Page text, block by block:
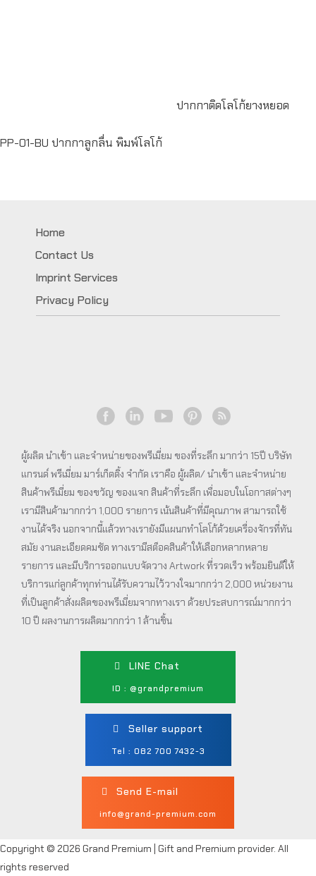
PP-01-BU ปากกาลูกลื่น พิมพ์โลโก้
ปากกาติดโลโก้ยางหยอด
Home
Contact Us
Imprint Services
Privacy Policy
ผู้ผลิต นำเข้า และจำหน่ายของพรีเมี่ยม ของที่ระลึก มากว่า 15ปี บริษัท
แกรนด์ พรีเมี่ยม มาร์เก็ตติ้ง จำกัด เราคือ ผู้ผลิต/ นำเข้า และจำหน่าย
สินค้าพรีเมี่ยม ของขวัญ ของแจก สินค้าที่ระลึก เพื่อมอบในโอกาสต่างๆ
เรามีสินค้ามากกว่า 1,000 รายการ เน้นสินค้าที่มีคุณภาพ สามารถใช้
งานได้จริง นอกจากนี้แล้วทางเรายังมีแผนกทำโลโก้ด้วยเครื่องจักรที่ทัน
สมัย งานละเอียดคมชัด ทางเรามีสต็อคสินค้าให้เลือกหลากหลาย
รายการ และมีบริการออกแบบจัดวาง Artwork ที่รวดเร็ว พร้อมยินดีให้
บริการแก่ลูกค้าทุกท่านได้รับความไว้วางใจมากกว่า 2,000 หน่วยงาน
ที่เป็นลูกค้าสั่งผลิตของพรีเมี่ยมจากทางเรา ด้วยประสบการณ์มากกว่า
10 ปี ผลงานการผลิตมากกว่า 1 ล้านชิ้น
LINE Chat
ID : @grandpremium
Seller support
Tel : 082 700 7432-3
Send E-mail
info@grand-premium.com
Copyright © 2026 Grand Premium | Gift and Premium provider. All
rights reserved